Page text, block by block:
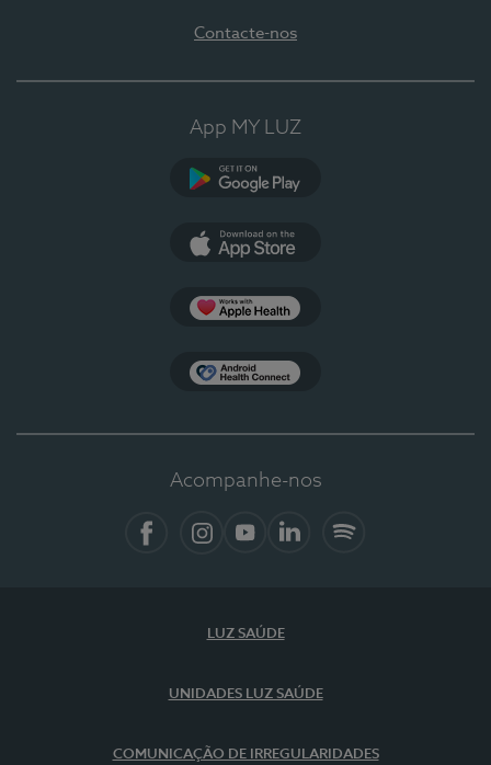
Contacte-nos
App MY LUZ
Acompanhe-nos
LUZ SAÚDE
UNIDADES LUZ SAÚDE
COMUNICAÇÃO DE IRREGULARIDADES